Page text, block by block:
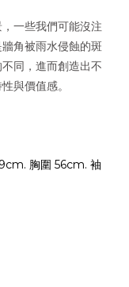
一些我們可能沒注
角被雨水侵蝕的斑
同，進而創造出不
與價值感。
. 胸圍 56cm. 袖